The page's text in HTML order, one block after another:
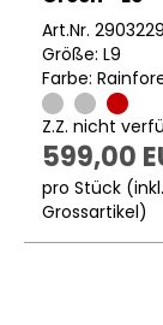
Art.Nr.
Größe: L9
Farbe:
Z.Z. nicht
599,00
pro Stück
Grossartikel)